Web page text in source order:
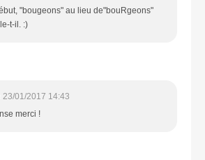
"bougeons" au lieu de"bouRgeons"
t-il. :)
23/01/2017 14:43
merci !